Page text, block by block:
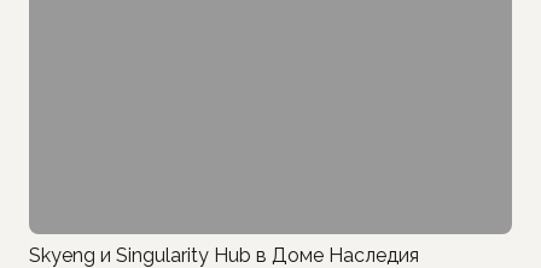
Skyeng и Singularity Hub в Доме Наследия